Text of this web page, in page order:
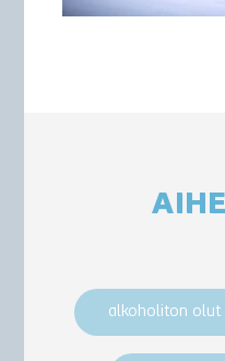
alkoholiton olut